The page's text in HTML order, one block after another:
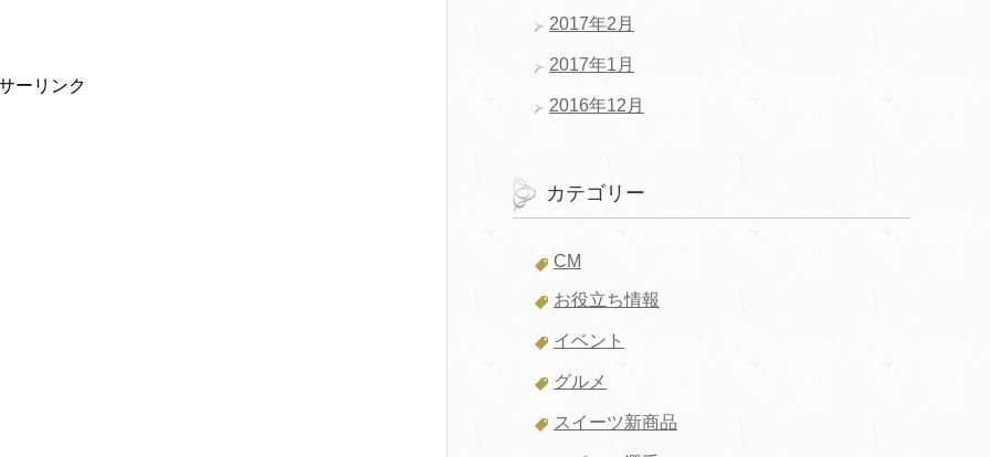
ーリンク
2017年2月
2017年1月
2016年12月
カテゴリー
CM
お役立ち情報
イベント
グルメ
スイーツ新商品